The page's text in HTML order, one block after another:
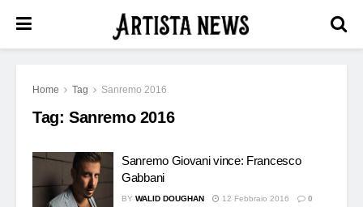
Home Tag Sanremo 2016
Tag: Sanremo 2016
Sanremo Giovani vince: Francesco
Gabbani
BY WALID DOUGHAN 12 Febbraio 2016 0